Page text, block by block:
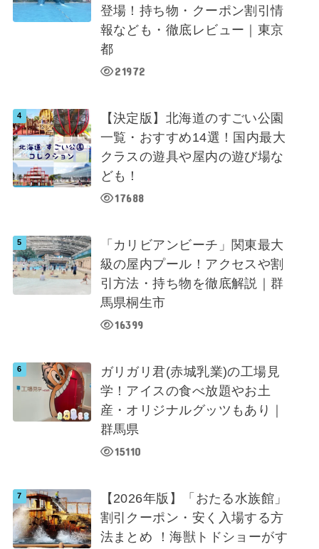
登場！持ち物・クーポン割引情
報なども・徹底レビュー｜東京
都
21972
【決定版】北海道のすごい公園
一覧・おすすめ14選！国内最大
クラスの遊具や屋内の遊び場な
ども！
17688
「カリビアンビーチ」関東最大
級の屋内プール！アクセスや割
引方法・持ち物を徹底解説｜群
馬県桐生市
16399
ガリガリ君(赤城乳業)の工場見
学！アイスの食べ放題やお土
産・オリジナルグッツもあり｜
群馬県
15110
【2026年版】「おたる水族館」
割引クーポン・安く入場する方
法まとめ ！海獣トドショーがす